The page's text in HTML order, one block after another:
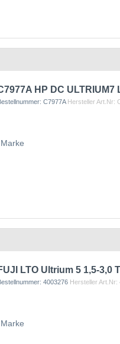
HP DC
C7977A Hersteller Art.Nr:
Marke
LTO Ultrium 5 1,5-3,0
4003276 Hersteller Art.Nr:
Marke